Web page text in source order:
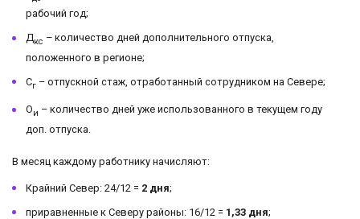
рабочий год;
Дкс – количество дней дополнительного отпуска,
положенного в регионе;
Сг – отпускной стаж, отработанный сотрудником на Севере;
Ои – количество дней уже использованного в текущем году
доп. отпуска.
В месяц каждому работнику начисляют:
Крайний Север: 24/12 = 2 дня;
приравненные к Северу районы: 16/12 = 1,33 дня;